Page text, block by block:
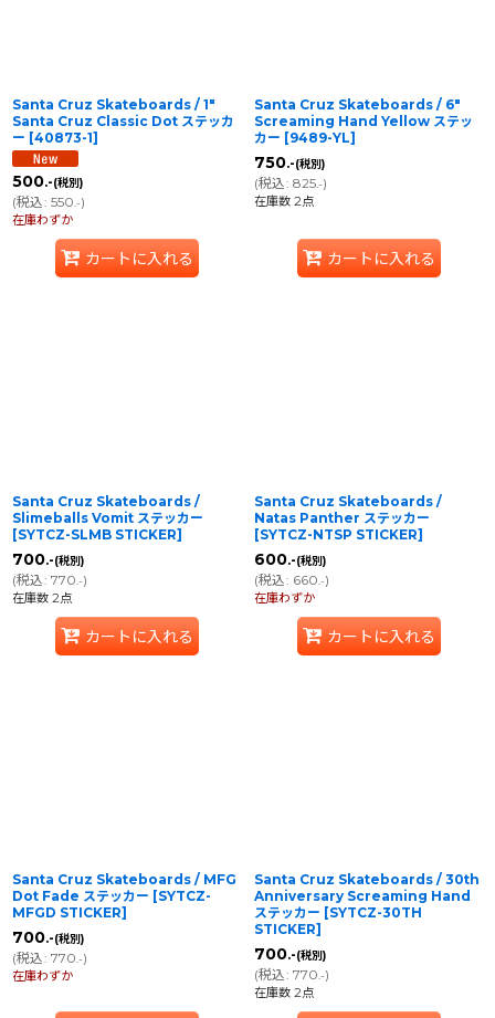
Santa Cruz Skateboards / 1"
Santa Cruz Classic Dot ステッカ
ー [40873-1]
500.-(税別)
(税込: 550.-)
在庫わずか
カートに入れる
Santa Cruz Skateboards / 6"
Screaming Hand Yellow ステッ
カー [9489-YL]
750.-(税別)
(税込: 825.-)
在庫数 2点
カートに入れる
Santa Cruz Skateboards /
Slimeballs Vomit ステッカー
[SYTCZ-SLMB STICKER]
700.-(税別)
(税込: 770.-)
在庫数 2点
カートに入れる
Santa Cruz Skateboards /
Natas Panther ステッカー
[SYTCZ-NTSP STICKER]
600.-(税別)
(税込: 660.-)
在庫わずか
カートに入れる
Santa Cruz Skateboards / MFG
Dot Fade ステッカー [SYTCZ-
MFGD STICKER]
700.-(税別)
(税込: 770.-)
在庫わずか
Santa Cruz Skateboards / 30th
Anniversary Screaming Hand
ステッカー [SYTCZ-30TH
STICKER]
700.-(税別)
(税込: 770.-)
在庫数 2点